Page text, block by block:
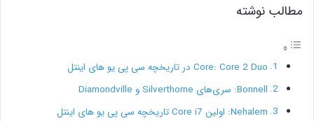
مطالب نوشته
Core: Core 2 Duo در تاریخچه سی پی یو های اینتل
Bonnell: سری‌های Silverthorne و Diamondville
Nehalem: اولین Core i7 تاریخچه سی پی یو های اینتل